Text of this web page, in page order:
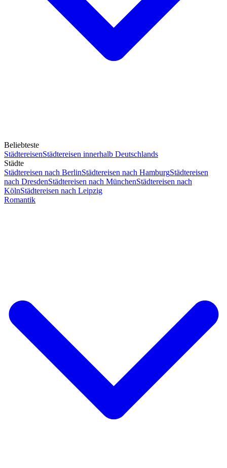
Beliebteste
StädtereisenStädtereisen innerhalb Deutschlands
Städte
Städtereisen nach BerlinStädtereisen nach HamburgStädtereisen
nach DresdenStädtereisen nach MünchenStädtereisen nach
KölnStädtereisen nach Leipzig
Romantik